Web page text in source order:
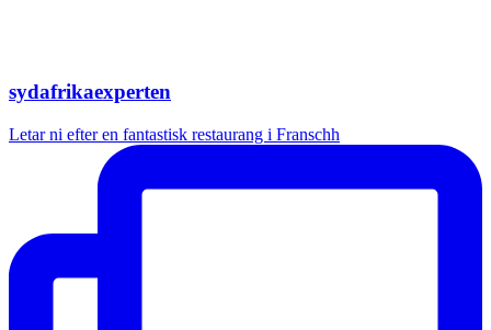
sydafrikaexperten
Letar ni efter en fantastisk restaurang i Franschh